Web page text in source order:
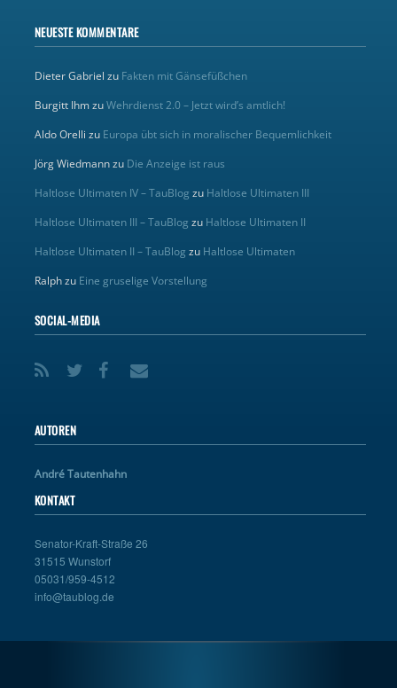
NEUESTE KOMMENTARE
Dieter Gabriel zu Fakten mit Gänsefüßchen
Burgitt IhmzuWehrdienst 2.0 – Jetzt wird’s amtlich!
Aldo Orelli zu Europa übt sich in moralischer Bequemlichkeit
Jörg Wiedmannzu Die Anzeige ist raus
Haltlose Ultimaten IV – TauBlog zu Haltlose Ultimaten III
Haltlose Ultimaten III – TauBlog zu Haltlose Ultimaten II
Haltlose Ultimaten II – TauBlog zu Haltlose Ultimaten
Ralphzu Eine gruselige Vorstellung
SOCIAL-MEDIA
AUTOREN
André Tautenhahn
KONTAKT
Senator-Kraft-Straße 26
31515 Wunstorf
05031/959-4512
info@taublog.de